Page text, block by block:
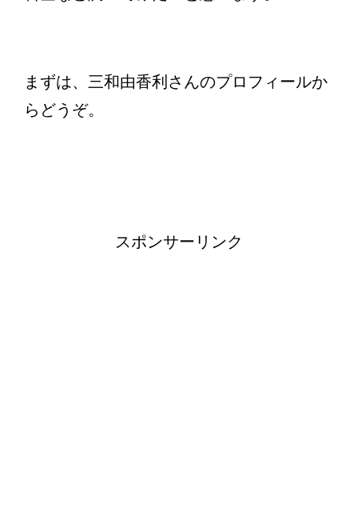
まずは、三和由香利さんのプロフィールか
らどうぞ。
スポンサーリンク